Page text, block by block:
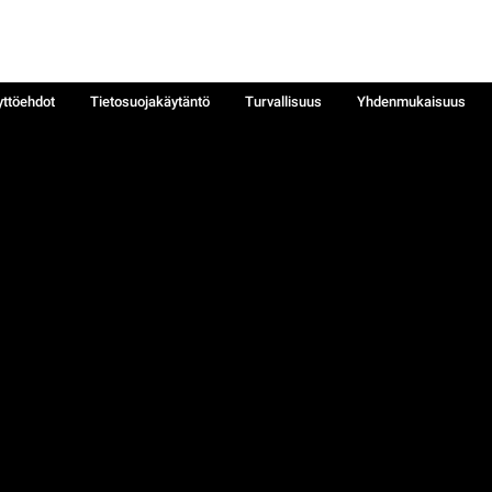
Tietosuojakäytäntö Turvallisuus
Yhdenmukaisuus